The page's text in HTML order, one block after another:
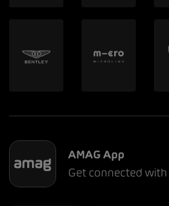
AMAG App
Get connected with